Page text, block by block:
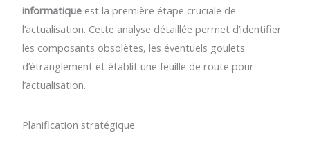
informatique est la première étape cruciale de
l’actualisation. Cette analyse détaillée permet d’identifier
les composants obsolètes, les éventuels goulets
d’étranglement et établit une feuille de route pour
l’actualisation.
Planification stratégique